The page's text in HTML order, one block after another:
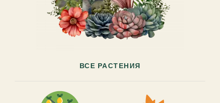
ВСЕ РАСТЕНИЯ